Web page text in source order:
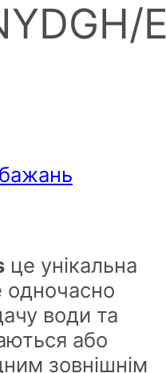
це унікальна
води та
або
зовнішнім